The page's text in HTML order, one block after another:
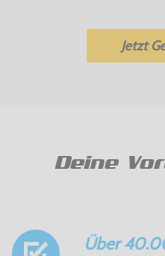
Jetzt
Deine
Über